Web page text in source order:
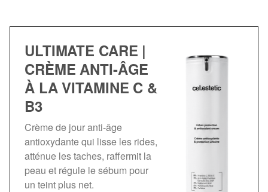
ULTIMATE CARE |
CRÈME ANTI-ÂGE
À LA VITAMINE C &
B3
Crème de jour anti-âge
antioxydante qui lisse les rides,
atténue les taches, raffermit la
peau et régule le sébum pour
un teint plus net.